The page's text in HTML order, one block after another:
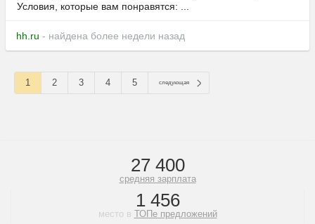
Условия, которые вам понравятся: ...
hh.ru - найдена более недели назад
1 2 3 4 5 следующая
27 400
средняя зарплата
1 456
место в ТОПе предложений